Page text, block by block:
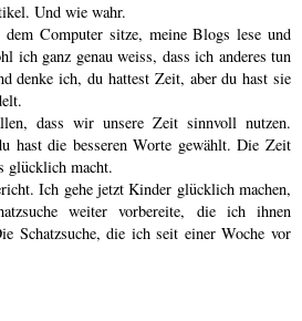
Und wie wahr.
Computer sitze, meine Blogs lese und
ich ganz genau weiss, dass ich anderes tun
denke ich, du hattest Zeit, aber du hast sie
dass wir unsere Zeit sinnvoll nutzen.
hast die besseren Worte gewählt. Die Zeit
glücklich macht.
Ich gehe jetzt Kinder glücklich machen,
weiter vorbereite, die ich ihnen
Schatzsuche, die ich seit einer Woche vor